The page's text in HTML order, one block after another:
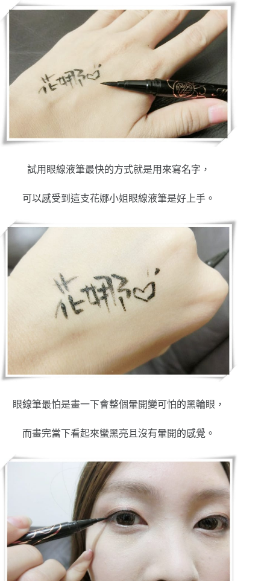
試用眼線液筆最快的方式就是用來寫名字，
可以感受到這支花娜小姐眼線液筆是好上手。
眼線筆最怕是畫一下會整個暈開變可怕的黑輪眼，
而畫完當下看起來蠻黑亮且沒有暈開的感覺。